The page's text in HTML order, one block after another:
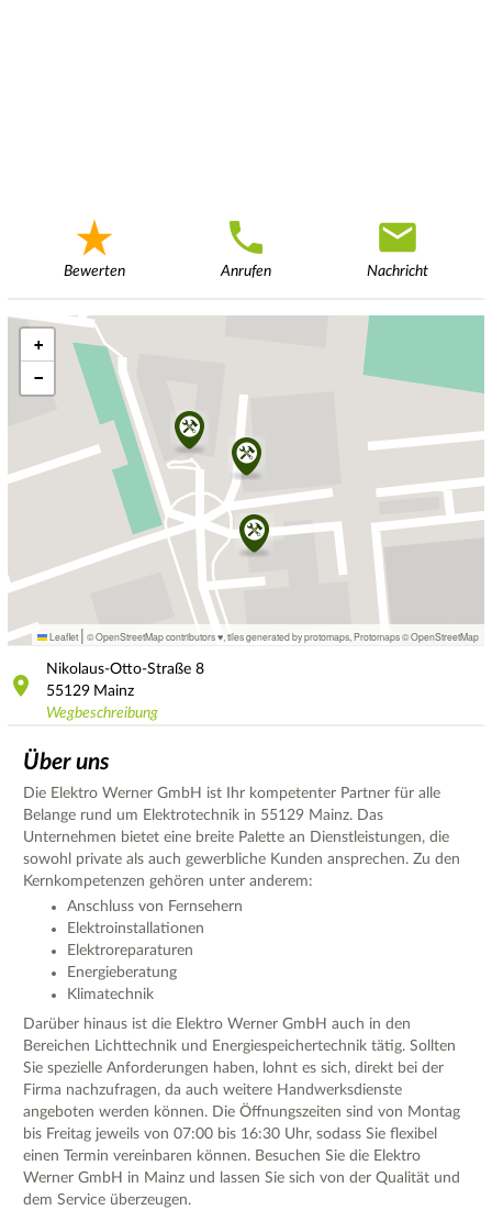
Bewerten Anrufen Nachricht
+
−
Leaflet | © OpenStreetMap contributors ♥, tiles generated by protomaps Protomaps©OpenStreetMap
Nikolaus-Otto-Straße 8
55129 Mainz
Wegbeschreibung
Über uns
Die Elektro Werner GmbH ist Ihr kompetenter Partner für alle
Belange rund um Elektrotechnik in 55129 Mainz. Das
Unternehmen bietet eine breite Palette an Dienstleistungen, die
sowohl private als auch gewerbliche Kunden ansprechen. Zu den
Kernkompetenzen gehören unter anderem:
Anschluss von Fernsehern
Elektroinstallationen
Elektroreparaturen
Energieberatung
Klimatechnik
Darüber hinaus ist die Elektro Werner GmbH auch in den
Bereichen Lichttechnik und Energiespeichertechnik tätig. Sollten
Sie spezielle Anforderungen haben, lohnt es sich, direkt bei der
Firma nachzufragen, da auch weitere Handwerksdienste
angeboten werden können. Die Öffnungszeiten sind von Montag
bis Freitag jeweils von 07:00 bis 16:30 Uhr, sodass Sie flexibel
einen Termin vereinbaren können. Besuchen Sie die Elektro
Werner GmbH in Mainz und lassen Sie sich von der Qualität und
dem Service überzeugen.